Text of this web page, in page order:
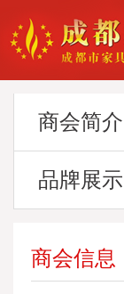
商会简介
品牌展示
商会信息